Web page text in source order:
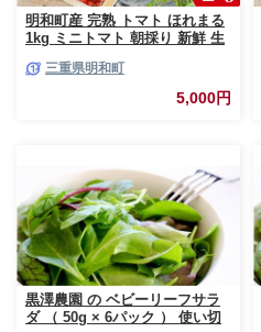
明和町産 完熟 トマト ほれまる
1kg ミニトマト 朝採り 新鮮 生
三重県明和町
5,000円
黒澤農園 の ベビーリーフサラ
ダ （ 50g × 6パック ） 使い切